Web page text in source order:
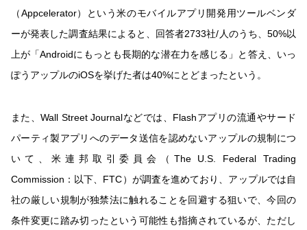
（Appcelerator）という米のモバイルアプリ開発用ツールベンダ
ーが発表した調査結果によると、回答者2733社/人のうち、50%以
上が「Androidにもっとも長期的な潜在力を感じる」と答え、いっ
ぽうアップルのiOSを挙げた者は40%にとどまったという。
また、Wall Street Journalなどでは、Flashアプリの流通やサード
パーティ製アプリへのデータ送信を認めないアップルの規制につ
いて、米連邦取引委員会（The U.S. Federal Trading
Commission：以下、FTC）が調査を進めており、アップルでは自
社の厳しい規制が独禁法に触れることを回避する狙いで、今回の
条件変更に踏み切ったという可能性も指摘されているが、ただし